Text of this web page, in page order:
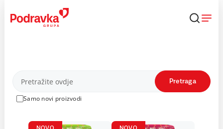
content
Proizvodi
Samo novi proizvodi
Pretraga